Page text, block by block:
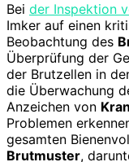
Bei der Inspektion
Imker auf einen
Beobachtung des
Überprüfung der
der Brutzellen in
die Überwachung
Anzeichen von
Problemen
gesamten
Brutmuster,